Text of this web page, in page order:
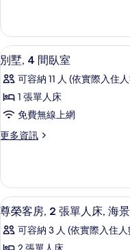
觀
的
所
有
相
片
觀
詳
情
室,
海
濱
的
所
有
相
2
間
臥
室,
海
濱
詳
情
顯
示
別
墅,
4
間
室
的
所
有
15
別墅, 4 間臥室
可容納 11 人 (依實際入住
1 張單人床
免費無線上網
更多資訊
更
4
間
臥
室
的
詳
顯
示
尊
6
尊榮客房, 2 張單人床, 海景
可容納 3 人 (依實際入住